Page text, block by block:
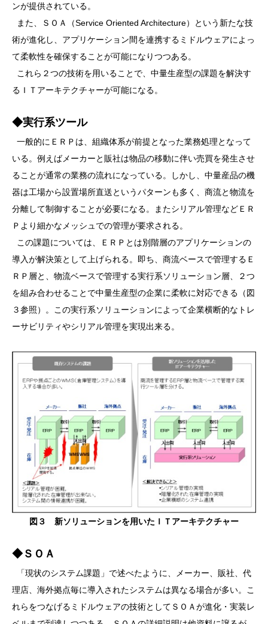
ンが提供されている。
また、ＳＯＡ（Service Oriented Architecture）という新たな技
術が進化し、アプリケーション間を連携するミドルウェアによっ
て柔軟性を確保することが可能になりつつある。
これら２つの技術を用いることで、中量生産型の課題を解決す
るＩＴアーキテクチャーが可能になる。
◆実行系ツール
一般的にＥＲＰは、組織体系が前提となった業務処理となって
いる。例えばメーカーと販社は物品の移動に伴い売買を発生させ
ることが通常の業務の流れになっている。しかし、中量産品の機
器は工場から設置場所直送というパターンも多く、商流と物流を
分離して制御することが必要になる。またシリアル管理などＥＲ
Ｐより細かなメッシュでの管理が要求される。
この課題については、ＥＲＰとは別階層のアプリケーションの
導入が解決策として上げられる。即ち、商流ベースで管理するＥ
ＲＰ層と、物流ベースで管理する実行系ソリューション層、２つ
を組み合わせることで中量生産型の企業に柔軟に対応できる（図
３参照）。この実行系ソリューションによって企業横断的なトレ
ーサビリティやシリアル管理を実現出来る。
図３ 新ソリューションを用いたＩＴアーキテクチャー
◆ＳＯＡ
「現状のシステム課題」で述べたように、メーカー、販社、代
理店、海外拠点毎に導入されたシステムは異なる場合が多い。こ
れらをつなげるミドルウェアの技術としてＳＯＡが進化・実装レ